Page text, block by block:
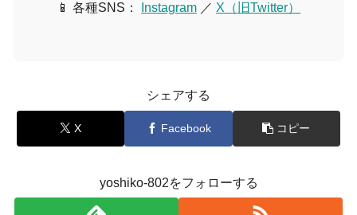
📱 各種SNS： Instagram ／ X（旧Twitter）
シェアする
X Facebook コピー
yoshiko-802をフォローする